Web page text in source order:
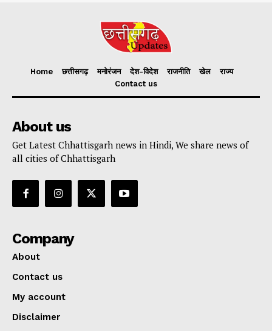
Home छत्तीसगढ़ मनोरंजन देश-विदेश राजनीति खेल
राज्य
Contact us
About us
Get Latest Chhattisgarh news in Hindi, We share news of
all cities of Chhattisgarh
Company
About
Contact us
My account
Disclaimer